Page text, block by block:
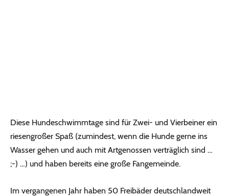
Diese Hundeschwimmtage sind für Zwei- und Vierbeiner ein
riesengroßer Spaß (zumindest, wenn die Hunde gerne ins
Wasser gehen und auch mit Artgenossen verträglich sind …
;-) …) und haben bereits eine große Fangemeinde.
Im vergangenen Jahr haben 50 Freibäder deutschlandweit